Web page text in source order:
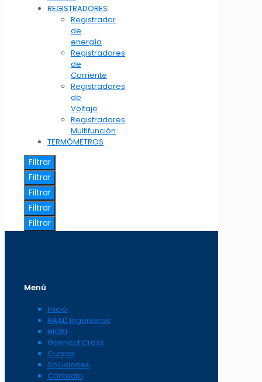
REGISTRADORES
Registrador
de
energía
Registradores
de
Corriente
Registradores
de
Voltaje
Registradores
Multifunción
TERMÓMETROS
Filtrar
Filtrar
Filtrar
Filtrar
Filtrar
Menú
Inicio
RAAD Ingenieros
HIOKI
Gennect Cross
Cursos
Soluciones
Contacto